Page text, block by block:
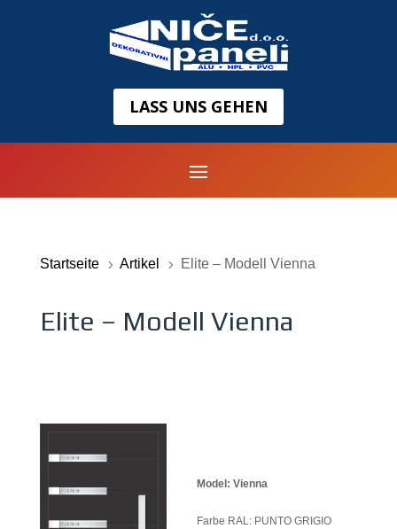
LASS UNS GEHEN
Startseite 5 Artikel 5 Elite – Modell Vienna
Elite – Modell Vienna
Model: Vienna
Farbe RAL: PUNTO GRIGIO